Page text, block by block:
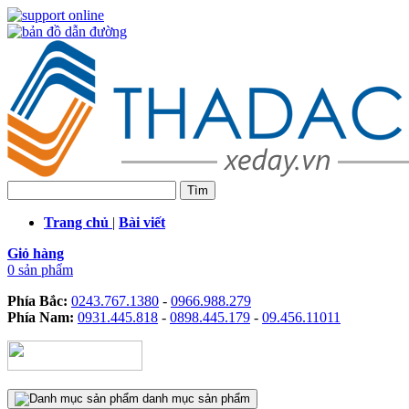
Trang chủ | Bài viết
Giỏ hàng
0 sản phẩm
Phía Bắc: 0243.767.1380 - 0966.988.279
Phía Nam: 0931.445.818 - 0898.445.179 - 09.456.11011
danh mục sản phẩm